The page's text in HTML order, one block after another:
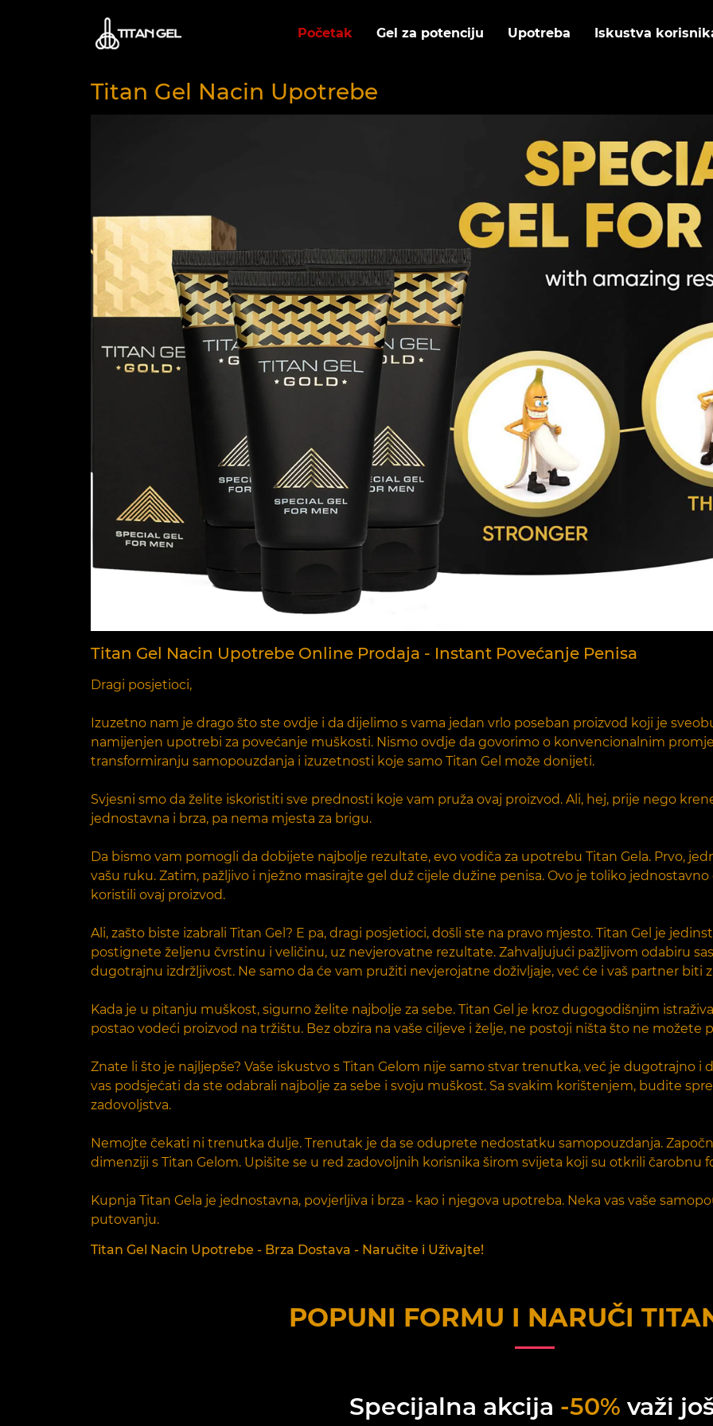
Početak Gel za potenciju Upotreba Iskustva
Titan Gel Nacin Upotrebe
Titan Gel Nacin Upotrebe Online Prodaja - Instant Povećanje Penisa
Dragi posjetioci,
Izuzetno nam je drago što ste ovdje i da dijelimo s vama jedan vrlo poseban proizvod koji je
namijenjen upotrebi za povećanje muškosti. Nismo ovdje da govorimo o konvencionalnim
transformiranju samopouzdanja i izuzetnosti koje samo Titan Gel može donijeti.
Svjesni smo da želite iskoristiti sve prednosti koje vam pruža ovaj proizvod. Ali, hej, prije nego
jednostavna i brza, pa nema mjesta za brigu.
Da bismo vam pomogli da dobijete najbolje rezultate, evo vodiča za upotrebu Titan Gela. Prvo,
vašu ruku. Zatim, pažljivo i nježno masirajte gel duž cijele dužine penisa. Ovo je toliko
koristili ovaj proizvod.
Ali, zašto biste izabrali Titan Gel? E pa, dragi posjetioci, došli ste na pravo mjesto. Titan Gel je
postignete željenu čvrstinu i veličinu, uz nevjerovatne rezultate. Zahvaljujući pažljivom odabiru
dugotrajnu izdržljivost. Ne samo da će vam pružiti nevjerojatne doživljaje, već će i vaš partner biti
Kada je u pitanju muškost, sigurno želite najbolje za sebe. Titan Gel je kroz dugogodišnjim
postao vodeći proizvod na tržištu. Bez obzira na vaše ciljeve i želje, ne postoji ništa što ne možete
Znate li što je najljepše? Vaše iskustvo s Titan Gelom nije samo stvar trenutka, već je dugotrajno
vas podsjećati da ste odabrali najbolje za sebe i svoju muškost. Sa svakim korištenjem, budite
zadovoljstva.
Nemojte čekati ni trenutka dulje. Trenutak je da se oduprete nedostatku samopouzdanja.
dimenziji s Titan Gelom. Upišite se u red zadovoljnih korisnika širom svijeta koji su otkrili čarobnu
Kupnja Titan Gela je jednostavna, povjerljiva i brza - kao i njegova upotreba. Neka vas vaše
putovanju.
Titan Gel Nacin Upotrebe - Brza Dostava - Naručite i Uživajte!
POPUNI FORMU I NARUČI
Specijalna akcija -50% važi